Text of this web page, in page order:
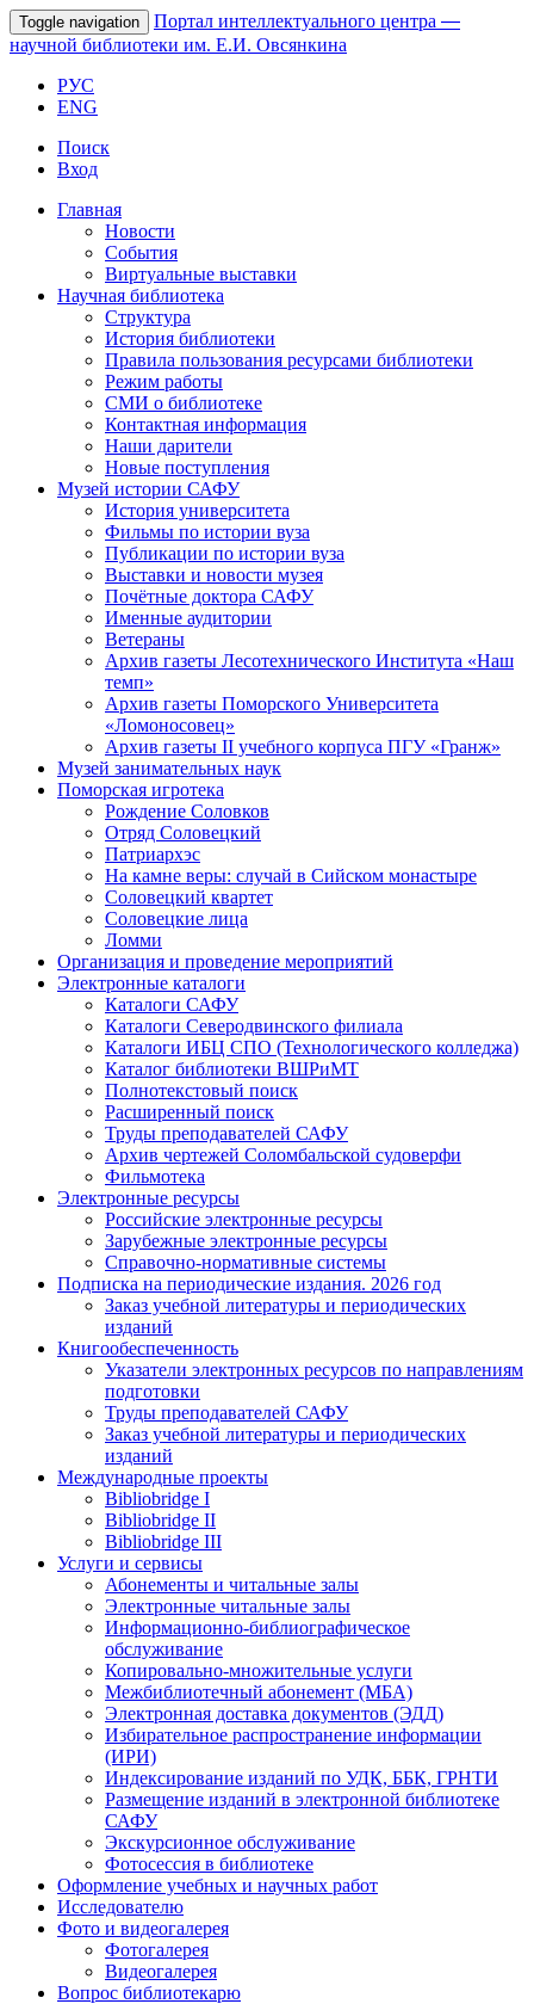
Toggle navigation Портал интеллектуального центра —
научной библиотеки им. Е.И. Овсянкина
РУС
ENG
Поиск
Вход
Главная
Новости
События
Виртуальные выставки
Научная библиотека
Структура
История библиотеки
Правила пользования ресурсами библиотеки
Режим работы
СМИ о библиотеке
Контактная информация
Наши дарители
Новые поступления
Музей истории САФУ
История университета
Фильмы по истории вуза
Публикации по истории вуза
Выставки и новости музея
Почётные доктора САФУ
Именные аудитории
Ветераны
Архив газеты Лесотехнического Института «Наш
темп»
Архив газеты Поморского Университета
«Ломоносовец»
Архив газеты II учебного корпуса ПГУ «Гранж»
Музей занимательных наук
Поморская игротека
Рождение Соловков
Отряд Соловецкий
Патриархэс
На камне веры: случай в Сийском монастыре
Соловецкий квартет
Соловецкие лица
Ломми
Организация и проведение мероприятий
Электронные каталоги
Каталоги САФУ
Каталоги Северодвинского филиала
Каталоги ИБЦ СПО (Технологического колледжа)
Каталог библиотеки ВШРиМТ
Полнотекстовый поиск
Расширенный поиск
Труды преподавателей САФУ
Архив чертежей Соломбальской судоверфи
Фильмотека
Электронные ресурсы
Российские электронные ресурсы
Зарубежные электронные ресурсы
Справочно-нормативные системы
Подписка на периодические издания. 2026 год
Заказ учебной литературы и периодических
изданий
Книгообеспеченность
Указатели электронных ресурсов по направлениям
подготовки
Труды преподавателей САФУ
Заказ учебной литературы и периодических
изданий
Международные проекты
Bibliobridge I
Bibliobridge II
Bibliobridge III
Услуги и сервисы
Абонементы и читальные залы
Электронные читальные залы
Информационно-библиографическое
обслуживание
Копировально-множительные услуги
Межбиблиотечный абонемент (МБА)
Электронная доставка документов (ЭДД)
Избирательное распространение информации
(ИРИ)
Индексирование изданий по УДК, ББК, ГРНТИ
Размещение изданий в электронной библиотеке
САФУ
Экскурсионное обслуживание
Фотосессия в библиотеке
Оформление учебных и научных работ
Исследователю
Фото и видеогалерея
Фотогалерея
Видеогалерея
Вопрос библиотекарю